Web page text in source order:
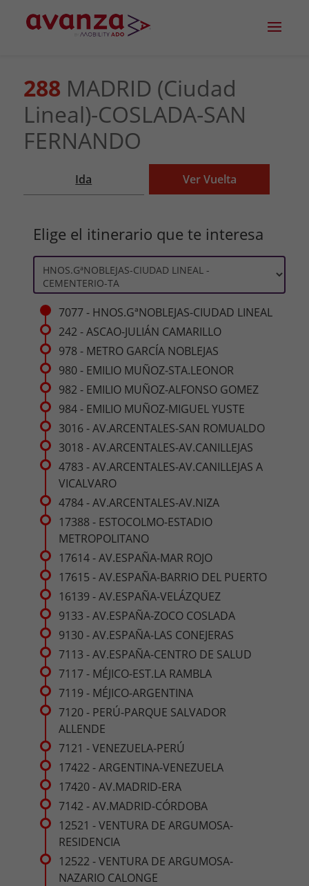
288 MADRID (Ciudad
Lineal)-COSLADA-SAN
FERNANDO
Ida Ver Vuelta
Elige el itinerario que te interesa
7077 - HNOS.GªNOBLEJAS-CIUDAD LINEAL
242 - ASCAO-JULIÁN CAMARILLO
978 - METRO GARCÍA NOBLEJAS
980 - EMILIO MUÑOZ-STA.LEONOR
982 - EMILIO MUÑOZ-ALFONSO GOMEZ
984 - EMILIO MUÑOZ-MIGUEL YUSTE
3016 - AV.ARCENTALES-SAN ROMUALDO
3018 - AV.ARCENTALES-AV.CANILLEJAS
4783 - AV.ARCENTALES-AV.CANILLEJAS A
VICALVARO
4784 - AV.ARCENTALES-AV.NIZA
17388 - ESTOCOLMO-ESTADIO
METROPOLITANO
17614 - AV.ESPAÑA-MAR ROJO
17615 - AV.ESPAÑA-BARRIO DEL PUERTO
16139 - AV.ESPAÑA-VELÁZQUEZ
9133 - AV.ESPAÑA-ZOCO COSLADA
9130 - AV.ESPAÑA-LAS CONEJERAS
7113 - AV.ESPAÑA-CENTRO DE SALUD
7117 - MÉJICO-EST.LA RAMBLA
7119 - MÉJICO-ARGENTINA
7120 - PERÚ-PARQUE SALVADOR
ALLENDE
7121 - VENEZUELA-PERÚ
17422 - ARGENTINA-VENEZUELA
17420 - AV.MADRID-ERA
7142 - AV.MADRID-CÓRDOBA
12521 - VENTURA DE ARGUMOSA-
RESIDENCIA
12522 - VENTURA DE ARGUMOSA-
NAZARIO CALONGE